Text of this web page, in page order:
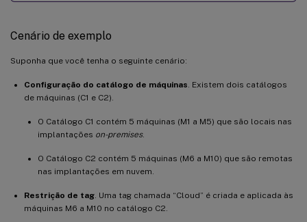
Cenário de exemplo
Suponha que você tenha o seguinte cenário:
Configuração do catálogo de máquinas . Existem dois catálogos
de máquinas (C1 e C2).
O Catálogo C1 contém 5 máquinas (M1 a M5) que são locais nas
implantações on-premises.
O Catálogo C2 contém 5 máquinas (M6 a M10) que são remotas
nas implantações em nuvem.
Restrição de tag . Uma tag chamada “Cloud” é criada e aplicada às
máquinas M6 a M10 no catálogo C2.